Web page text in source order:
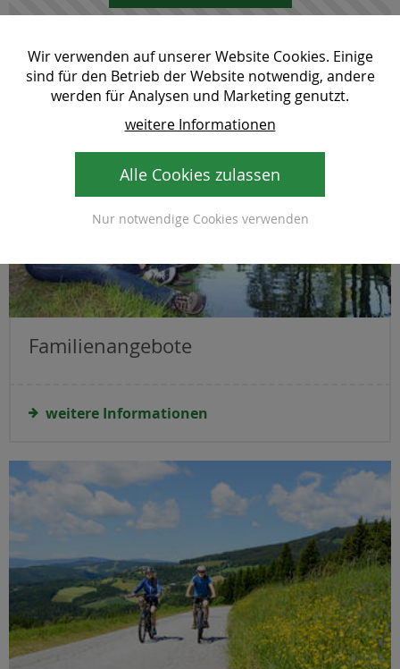
Familienangebote
weitere Informationen
Wir verwenden auf unserer Website Cookies. Einige
sind für den Betrieb der Website notwendig, andere
werden für Analysen und Marketing genutzt.
weitere Informationen
Alle Cookies zulassen
Nur notwendige Cookies verwenden